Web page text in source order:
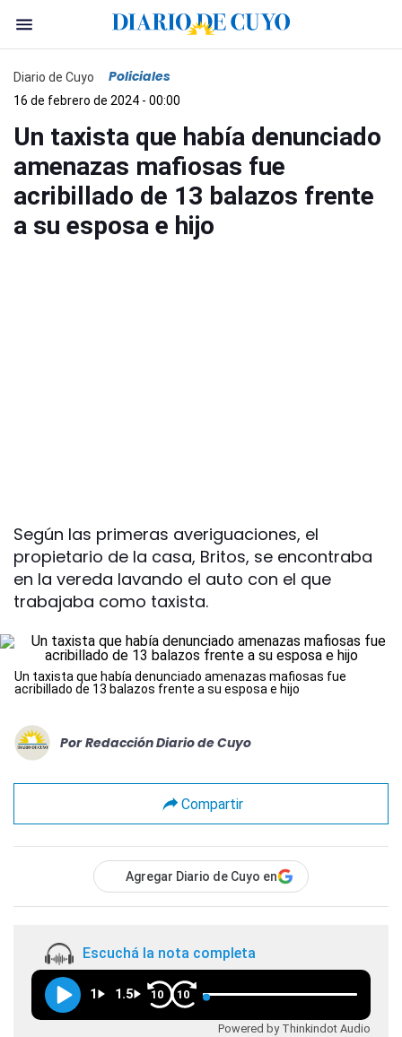
Diario de Cuyo Policiales
16 de febrero de 2024 - 00:00
Un taxista que había denunciado
amenazas mafiosas fue
acribillado de 13 balazos frente
a su esposa e hijo
Según las primeras averiguaciones, el
propietario de la casa, Britos, se encontraba
en la vereda lavando el auto con el que
trabajaba como taxista.
Un taxista que había denunciado amenazas mafiosas fue
acribillado de 13 balazos frente a su esposa e hijo
Por Redacción Diario de Cuyo
Compartir
Agregar Diario de Cuyo en
Escuchá la nota completa
1 1.5 10 10
Powered by Thinkindot Audio